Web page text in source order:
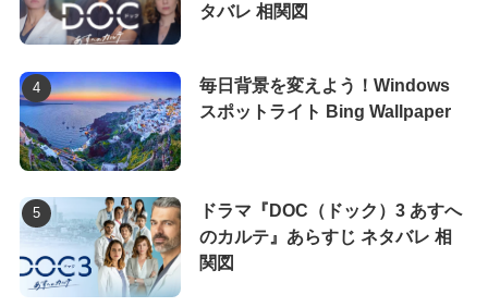
タバレ 相関図
毎日背景を変えよう！Windows
スポットライト Bing Wallpaper
ドラマ『DOC（ドック）3 あすへ
のカルテ』あらすじ ネタバレ 相
関図